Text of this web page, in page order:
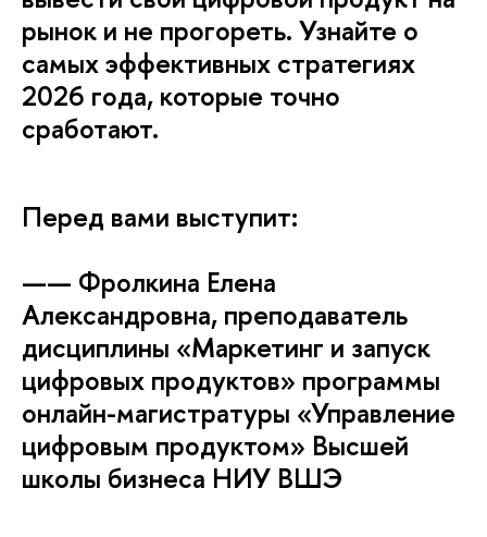
рынок и не прогореть. Узнайте о
самых эффективных стратегиях
2026 года, которые точно
сработают.
Перед вами выступит:
—— Фролкина Елена
Александровна, преподаватель
дисциплины «Маркетинг и запуск
цифровых продуктов» программы
онлайн-магистратуры «Управление
цифровым продуктом» Высшей
школы бизнеса НИУ ВШЭ